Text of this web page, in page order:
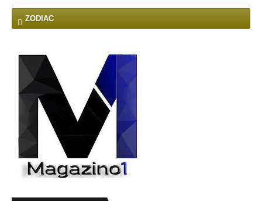
ZODIAC